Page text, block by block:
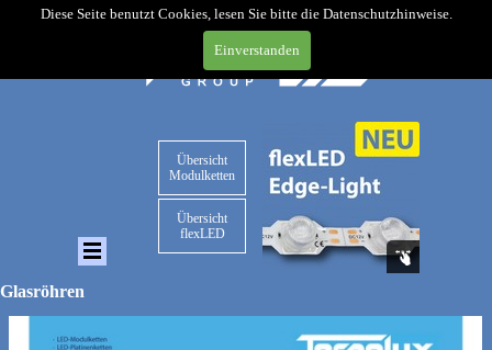
Diese Seite benutzt Cookies, lesen Sie bitte die Datenschutzhinweise.
Einverstanden
Übersicht
Modulketten
Übersicht
flexLED
Glasröhren